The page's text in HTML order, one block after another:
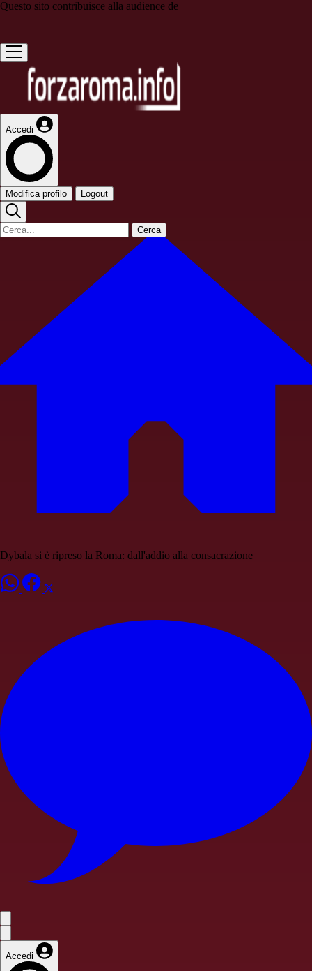
Questo sito contribuisce alla audience de
Accedi
Modifica profilo Logout
Cerca
Dybala si è ripreso la Roma: dall'addio alla consacrazione
Accedi